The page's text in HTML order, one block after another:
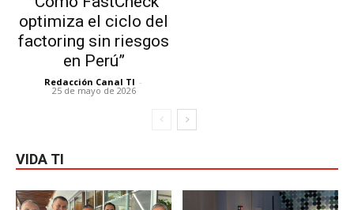
optimiza el ciclo del
factoring sin riesgos
en Perú”
Redacción Canal TI -
25 de mayo de 2026
VIDA TI